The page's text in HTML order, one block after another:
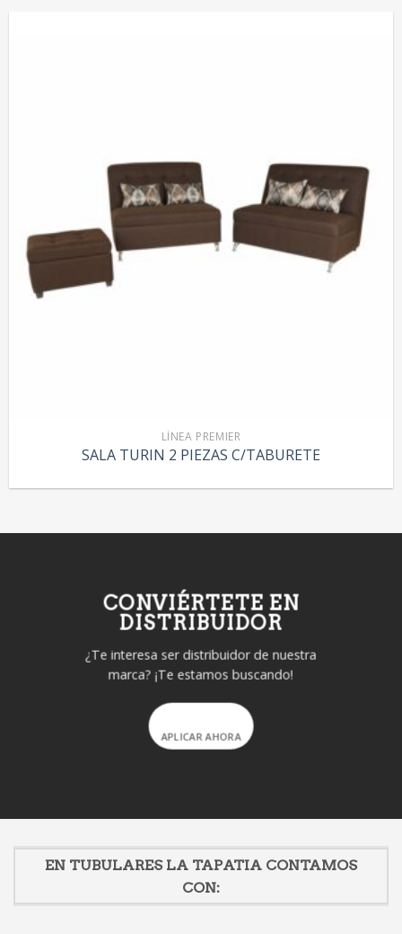
LÍNEA PREMIER
SALA TURIN 2 PIEZAS C/TABURETE
CONVIÉRTETE EN
DISTRIBUIDOR
¿Te interesa ser distribuidor de nuestra
marca? ¡Te estamos buscando!
APLICAR AHORA
EN TUBULARES LA TAPATIA CONTAMOS
CON: